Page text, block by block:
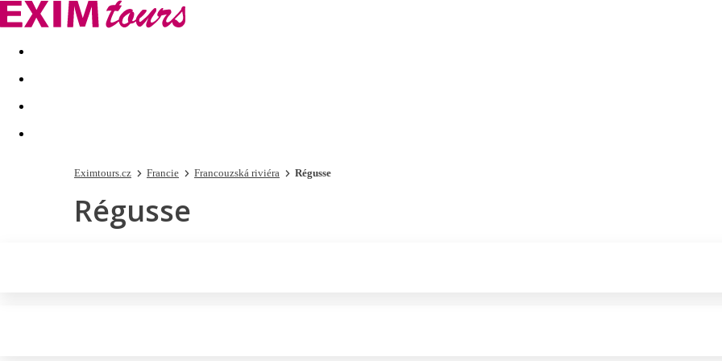
Akční nabídky Last minute
Eximtours.cz Francie Francouzská riviéra Régusse
Régusse